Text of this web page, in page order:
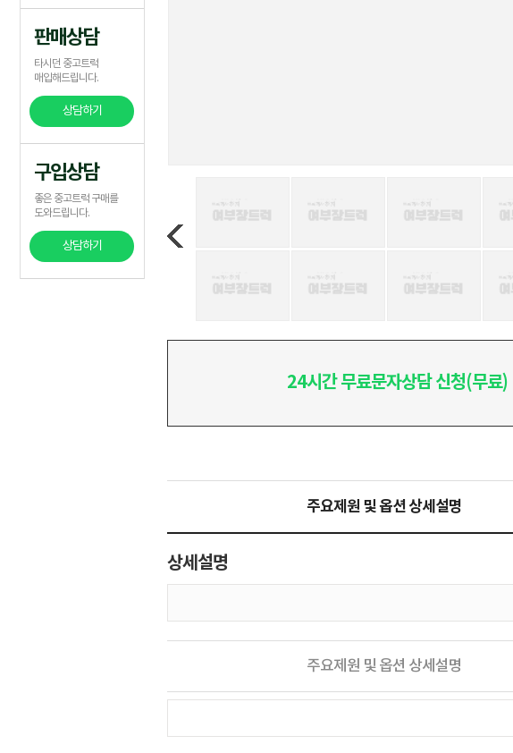
판매상담
타시던 중고트럭
매입해드립니다.
상담하기
구입상담
좋은 중고트럭 구매를
도와드립니다.
상담하기
24시간 무료문자상담 신청(무료)
주요제원 및 옵션 상세설명
상세설명
주요제원 및 옵션 상세설명